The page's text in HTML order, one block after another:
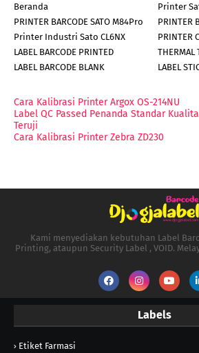
Beranda
Printer
PRINTER BARCODE SATO M84Pro
PRINTER
Printer Industri Sato CL6NX
PRINTER
LABEL BARCODE PRINTED
THERMAL
LABEL BARCODE BLANK
LABEL
Cara Kalibrasi Printer Argox OS-214NU
Label QC Passed Penanda Standar
Teruji
Cara Kalibrasi Printer Zebra ZD230
Kami menyediakan kebutuhan Label
Printing, ataupun Security Label , VOID.
Labels
Etiket Farmasi